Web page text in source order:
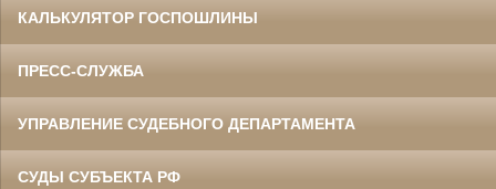
КАЛЬКУЛЯТОР ГОСПОШЛИНЫ
ПРЕСС-СЛУЖБА
УПРАВЛЕНИЕ СУДЕБНОГО ДЕПАРТАМЕНТА
СУДЫ СУБЪЕКТА РФ